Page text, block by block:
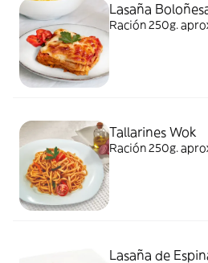
Lasaña
Ración 250g.
Tallarines Wok
Ración 250g.
Lasaña de